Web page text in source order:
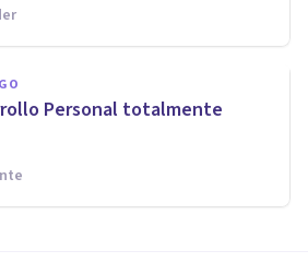
Personal totalmente